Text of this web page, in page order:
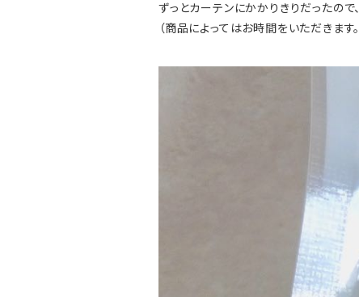
ずっとカーテンにかかりきりだったので
（商品によってはお時間をいただきます。